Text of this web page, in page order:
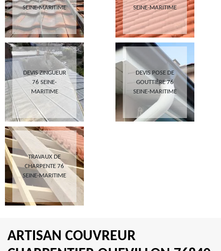
SEINE-MARITIME
SEINE-MARITIME
DEVIS ZINGUEUR
76 SEINE-
MARITIME
DEVIS POSE DE
GOUTTIÈRE 76
SEINE-MARITIME
TRAVAUX DE
CHARPENTE 76
SEINE-MARITIME
ARTISAN COUVREUR